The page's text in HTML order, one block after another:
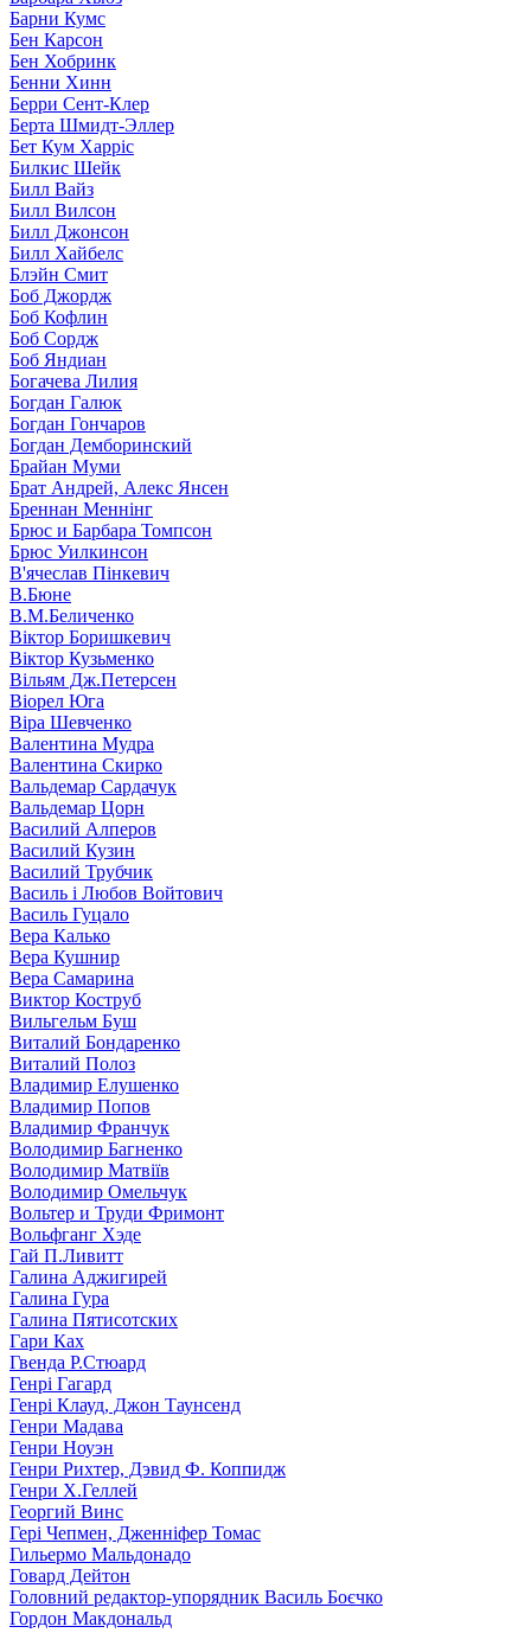
Барни Кумс
Бен Карсон
Бен Хобринк
Бенни Хинн
Берри Сент-Клер
Берта Шмидт-Эллер
Бет Кум Харріс
Билкис Шейк
Билл Вайз
Билл Вилсон
Билл Джонсон
Билл Хайбелс
Блэйн Смит
Боб Джордж
Боб Кофлин
Боб Сордж
Боб Яндиан
Богачева Лилия
Богдан Галюк
Богдан Гончаров
Богдан Демборинский
Брайан Муми
Брат Андрей, Алекс Янсен
Бреннан Меннінг
Брюс и Барбара Томпсон
Брюс Уилкинсон
В'ячеслав Пінкевич
В.Бюне
В.М.Беличенко
Віктор Боришкевич
Віктор Кузьменко
Вільям Дж.Петерсен
Віорел Юга
Віра Шевченко
Валентина Мудра
Валентина Скирко
Вальдемар Сардачук
Вальдемар Цорн
Василий Алперов
Василий Кузин
Василий Трубчик
Василь і Любов Войтович
Василь Гуцало
Вера Калько
Вера Кушнир
Вера Самарина
Виктор Коструб
Вильгельм Буш
Виталий Бондаренко
Виталий Полоз
Владимир Елушенко
Владимир Попов
Владимир Франчук
Володимир Багненко
Володимир Матвіїв
Володимир Омельчук
Вольтер и Труди Фримонт
Вольфганг Хэде
Гай П.Ливитт
Галина Аджигирей
Галина Гура
Галина Пятисотских
Гари Ках
Гвенда Р.Стюард
Генрі Гагард
Генрі Клауд, Джон Таунсенд
Генри Мадава
Генри Ноуэн
Генри Рихтер, Дэвид Ф. Коппидж
Генри Х.Геллей
Георгий Винс
Гері Чепмен, Дженніфер Томас
Гильермо Мальдонадо
Говард Дейтон
Головний редактор-упорядник Василь Боєчко
Гордон Макдональд